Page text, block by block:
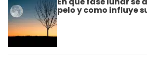
pelo y como influye